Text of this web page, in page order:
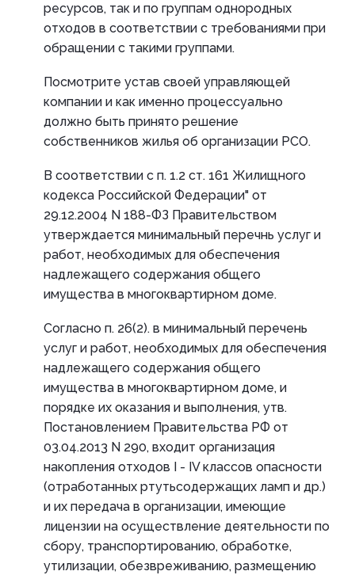
ресурсов, так и по группам однородных
отходов в соответствии с требованиями при
обращении с такими группами.
Посмотрите устав своей управляющей
компании и как именно процессуально
должно быть принято решение
собственников жилья об организации РСО.
В соответствии с п. 1.2 ст. 161 Жилищного
кодекса Российской Федерации" от
29.12.2004 N 188-ФЗ Правительством
утверждается минимальный перечнь услуг и
работ, необходимых для обеспечения
надлежащего содержания общего
имущества в многоквартирном доме.
Согласно п. 26(2). в минимальный перечень
услуг и работ, необходимых для обеспечения
надлежащего содержания общего
имущества в многоквартирном доме, и
порядке их оказания и выполнения, утв.
Постановлением Правительства РФ от
03.04.2013 N 290, входит организация
накопления отходов I - IV классов опасности
(отработанных ртутьсодержащих ламп и др.)
и их передача в организации, имеющие
лицензии на осуществление деятельности по
сбору, транспортированию, обработке,
утилизации, обезвреживанию, размещению